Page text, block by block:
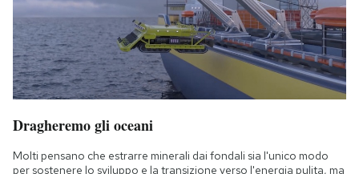
Dragheremo gli oceani
Molti pensano che estrarre minerali dai fondali sia l'unico modo
per sostenere lo sviluppo e la transizione verso l'energia pulita, ma